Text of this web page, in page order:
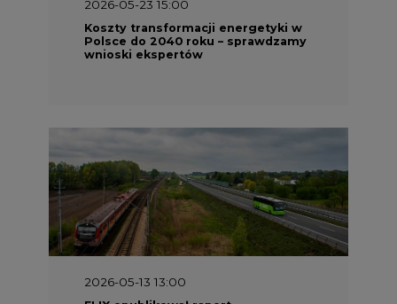
2026-05-23 15:00
Koszty transformacji energetyki w
Polsce do 2040 roku – sprawdzamy
wnioski ekspertów
2026-05-13 13:00